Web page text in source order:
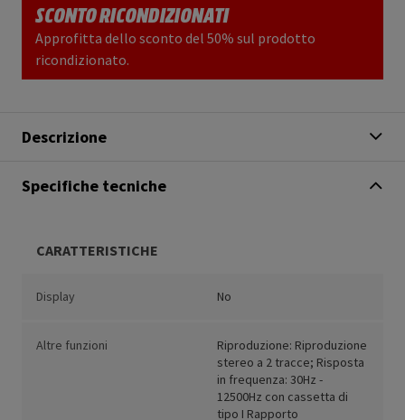
SCONTO RICONDIZIONATI
Approfitta dello sconto del 50% sul prodotto
ricondizionato.
Descrizione
Specifiche tecniche
CARATTERISTICHE
Display No
Altre funzioni
Riproduzione: Riproduzione
stereo a 2 tracce; Risposta
in frequenza: 30Hz -
12500Hz con cassetta di
tipo I Rapporto